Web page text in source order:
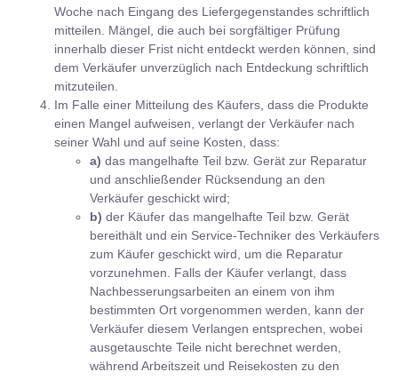
Woche nach Eingang des Liefergegenstandes schriftlich
mitteilen. Mängel, die auch bei sorgfältiger Prüfung
innerhalb dieser Frist nicht entdeckt werden können, sind
dem Verkäufer unverzüglich nach Entdeckung schriftlich
mitzuteilen.
Im Falle einer Mitteilung des Käufers, dass die Produkte
einen Mangel aufweisen, verlangt der Verkäufer nach
seiner Wahl und auf seine Kosten, dass:
a) das mangelhafte Teil bzw. Gerät zur Reparatur
und anschließender Rücksendung an den
Verkäufer geschickt wird;
b) der Käufer das mangelhafte Teil bzw. Gerät
bereithält und ein Service-Techniker des Verkäufers
zum Käufer geschickt wird, um die Reparatur
vorzunehmen. Falls der Käufer verlangt, dass
Nachbesserungsarbeiten an einem von ihm
bestimmten Ort vorgenommen werden, kann der
Verkäufer diesem Verlangen entsprechen, wobei
ausgetauschte Teile nicht berechnet werden,
während Arbeitszeit und Reisekosten zu den